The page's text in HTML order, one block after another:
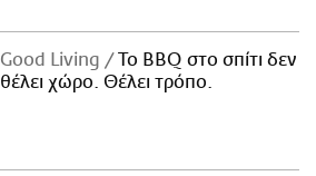
Good Living
Το BBQ στο σπίτι δεν
θέλει χώρο. Θέλει τρόπο.